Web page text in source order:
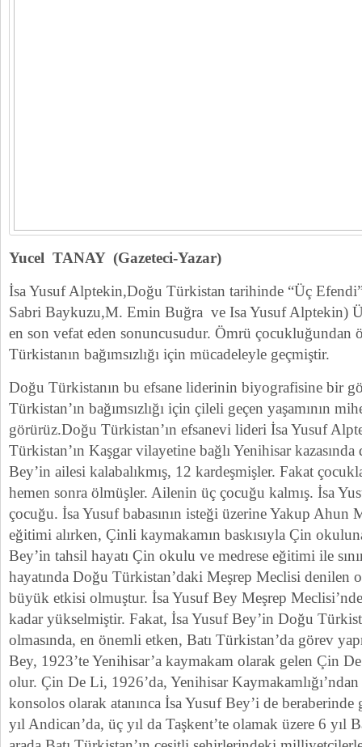
Yucel TANAY (Gazeteci-Yazar)
İsa Yusuf Alptekin,Doğu Türkistan tarihinde “Üç
Sabri Baykuzu,M. Emin Buğra ve Isa Yusuf Alptekin)
en son vefat eden sonuncusudur. Ömrü çocukluğundan
Türkistanın bağımsızlığı için mücadeleyle geçmiştir.
Doğu Türkistanın bu efsane liderinin biyografisine bir
Türkistan’ın bağımsızlığı için çileli geçen yaşamının
görürüz.Doğu Türkistan’ın efsanevi lideri İsa Yusuf
Türkistan’ın Kaşgar vilayetine bağlı Yenihisar
Bey’in ailesi kalabalıkmış, 12 kardeşmişler. Fakat
hemen sonra ölmüşler. Ailenin üç çocuğu kalmış. İsa
çocuğu. İsa Yusuf babasının isteği üzerine Yakup Ahun
eğitimi alırken, Çinli kaymakamın baskısıyla Çin
Bey’in tahsil hayatı Çin okulu ve medrese eğitimi ile
hayatında Doğu Türkistan’daki Meşrep Meclisi denilen
büyük etkisi olmuştur. İsa Yusuf Bey Meşrep
kadar yükselmiştir. Fakat, İsa Yusuf Bey’in Doğu
olmasında, en önemli etken, Batı Türkistan’da görev
Bey, 1923’te Yenihisar’a kaymakam olarak gelen Çin
olur. Çin De Li, 1926’da, Yenihisar Kaymakamlığı’ndan
konsolos olarak atanınca İsa Yusuf Bey’i de
yıl Andican’da, üç yıl da Taşkent’te olamak üzere 6 yıl